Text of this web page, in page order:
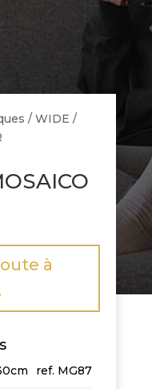
/ WIDE /
à
MG87